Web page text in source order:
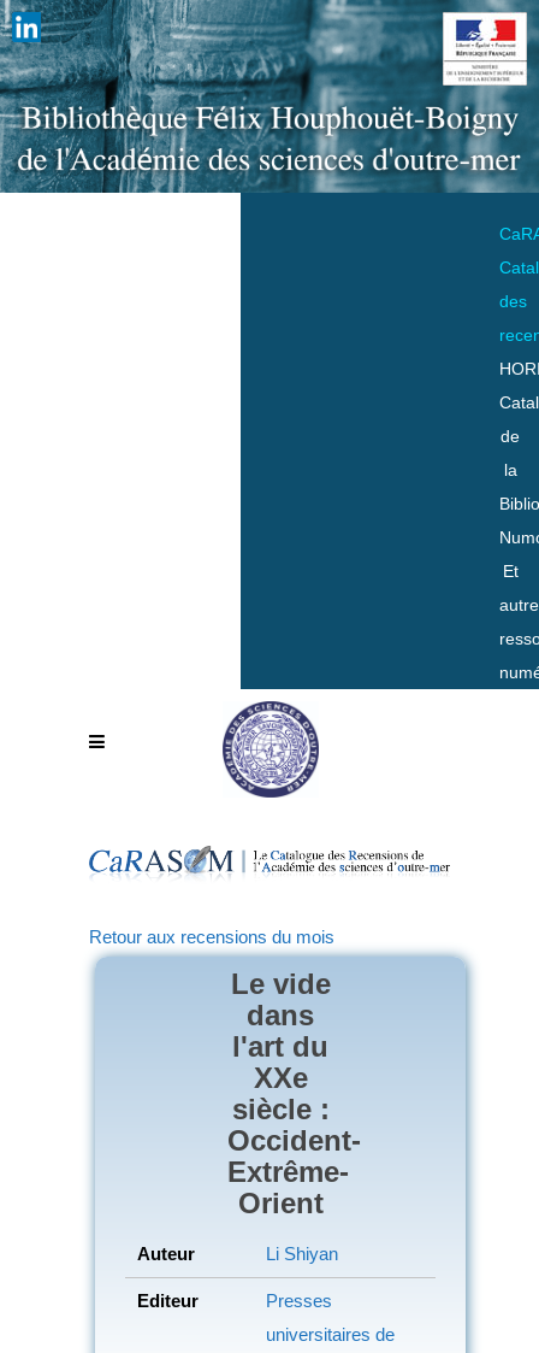
des
de
la
Et
Retour aux recensions du mois
Le vide
dans
l'art du
XXe
siècle :
Occident-
Extrême-
Orient
Auteur Li Shiyan
Editeur
Presses
universitaires de